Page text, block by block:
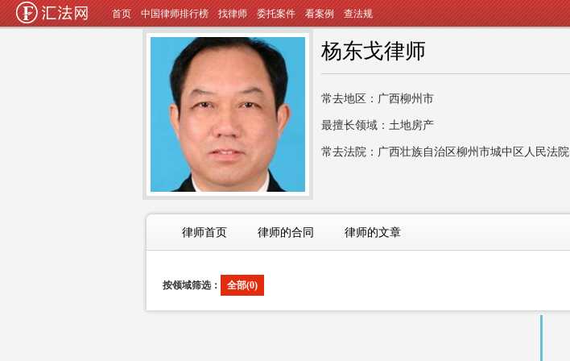
首页 中国律师排行榜 找律师 委托案件 看案例 查法规
杨东戈律师
常去地区：广西柳州市
最擅长领域：土地房产
常去法院：广西壮族自治区柳州市城中区人民法院
律师首页 律师的合同 律师的文章
按领域筛选： 全部(0)